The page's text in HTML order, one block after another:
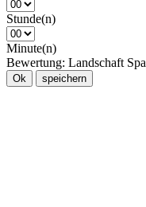
Stunde(n)
Minute(n)
Bewertung: Landschaft
Ok speichern